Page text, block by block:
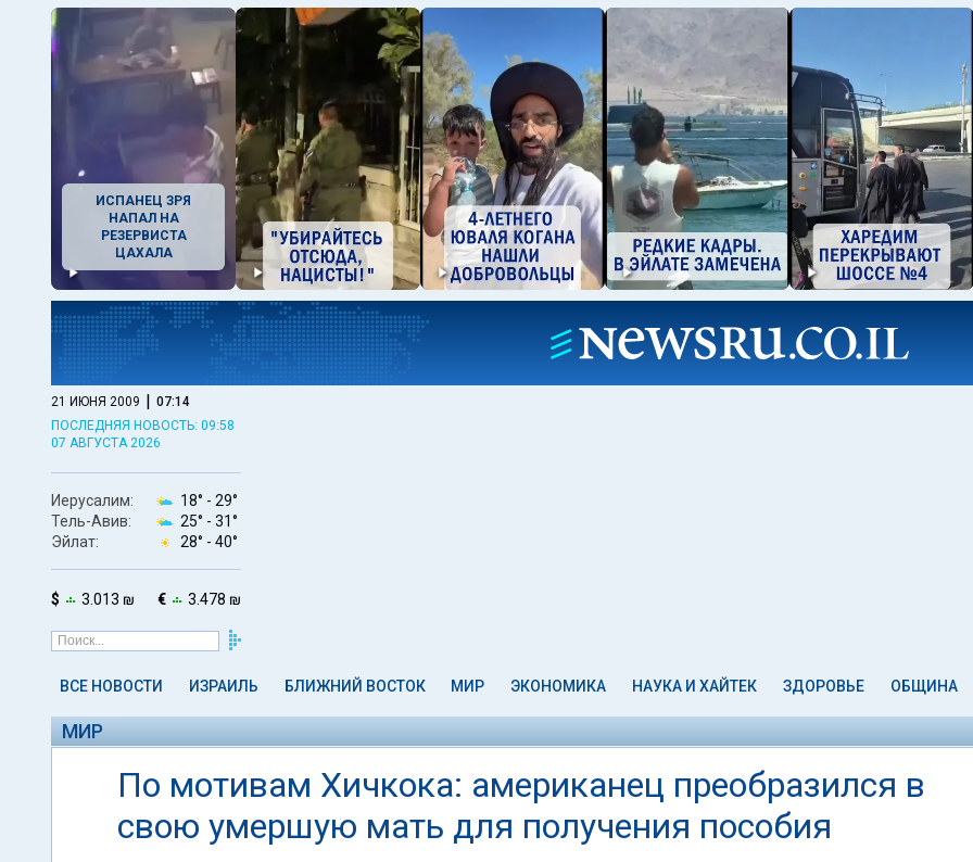
ИСПАНЕЦ ЗРЯ
НАПАЛ НА
РЕЗЕРВИСТА
ЦАХАЛА
21 ИЮНЯ 2009 | 07:14
ПОСЛЕДНЯЯ НОВОСТЬ: 09:58
07 АВГУСТА 2026
Иерусалим: 18° - 29°
Тель-Авив:
25° - 31°
Эйлат:
28° - 40°
$ 3.013 ₪ € 3.478 ₪
ВСЕ НОВОСТИ ИЗРАИЛЬ БЛИЖНИЙ ВОСТОК МИР ЭКОНОМИКА НАУКА И ХАЙТЕК ЗДОРОВЬЕ ОБЩИНА
МИР
По мотивам Хичкока: американец преобразился в
свою умершую мать для получения пособия